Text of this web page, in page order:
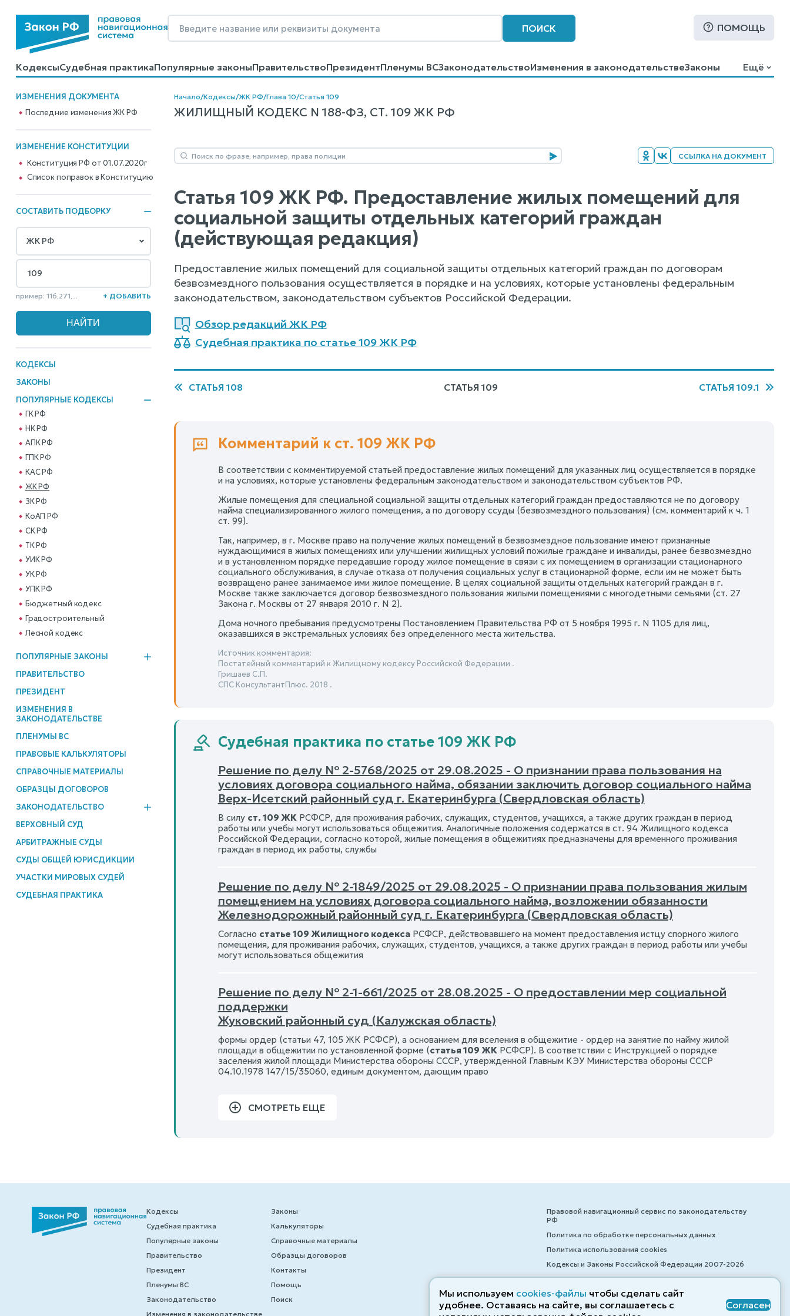
ПОИСК ПОМОЩЬ
КодексыСудебная практикаПопулярные законыПравительствоПрезидентПленумы ВСЗаконодательствоИзменения в законодательствеЗаконы
КалькуляторыСправочные материалыОбразцы договоровКонтактыПомощьПоиск
Ещё
ИЗМЕНЕНИЯ ДОКУМЕНТА
Последние изменения ЖК РФ
ИЗМЕНЕНИЕ КОНСТИТУЦИИ
Конституция РФ от 01.07.2020г
Cписок поправок в Конституцию
СОСТАВИТЬ ПОДБОРКУ
пример: 116,271,... + ДОБАВИТЬ
КОДЕКСЫ
ЗАКОНЫ
ПОПУЛЯРНЫЕ КОДЕКСЫ
ГК РФ
НК РФ
АПК РФ
ГПК РФ
КАС РФ
ЖК РФ
ЗК РФ
КоАП РФ
СК РФ
ТК РФ
УИК РФ
УК РФ
УПК РФ
Бюджетный кодекс
Градостроительный
Лесной кодекс
ПОПУЛЯРНЫЕ ЗАКОНЫ
ПРАВИТЕЛЬСТВО
ПРЕЗИДЕНТ
ИЗМЕНЕНИЯ В
ЗАКОНОДАТЕЛЬСТВЕ
ПЛЕНУМЫ ВС
ПРАВОВЫЕ КАЛЬКУЛЯТОРЫ
СПРАВОЧНЫЕ МАТЕРИАЛЫ
ОБРАЗЦЫ ДОГОВОРОВ
ЗАКОНОДАТЕЛЬСТВО
ВЕРХОВНЫЙ СУД
АРБИТРАЖНЫЕ СУДЫ
СУДЫ ОБЩЕЙ ЮРИСДИКЦИИ
УЧАСТКИ МИРОВЫХ СУДЕЙ
СУДЕБНАЯ ПРАКТИКА
Начало/Кодексы/ЖК РФ/Глава 10/Статья 109
ЖИЛИЩНЫЙ КОДЕКС N 188-ФЗ, СТ. 109 ЖК РФ
ССЫЛКА НА ДОКУМЕНТ
Статья 109 ЖК РФ. Предоставление жилых помещений для
социальной защиты отдельных категорий граждан
(действующая редакция)
Предоставление жилых помещений для социальной защиты отдельных категорий граждан по договорам
безвозмездного пользования осуществляется в порядке и на условиях, которые установлены федеральным
законодательством, законодательством субъектов Российской Федерации.
Обзор редакций ЖК РФ
Судебная практика по статье 109 ЖК РФ
СТАТЬЯ 108 СТАТЬЯ 109 СТАТЬЯ 109.1
Комментарий к ст. 109 ЖК РФ
В соответствии с комментируемой статьей предоставление жилых помещений для указанных лиц осуществляется в порядке
и на условиях, которые установлены федеральным законодательством и законодательством субъектов РФ.
Жилые помещения для специальной социальной защиты отдельных категорий граждан предоставляются не по договору
найма специализированного жилого помещения, а по договору ссуды (безвозмездного пользования) (см. комментарий к ч. 1
ст. 99).
Так, например, в г. Москве право на получение жилых помещений в безвозмездное пользование имеют признанные
нуждающимися в жилых помещениях или улучшении жилищных условий пожилые граждане и инвалиды, ранее безвозмездно
и в установленном порядке передавшие городу жилое помещение в связи с их помещением в организации стационарного
социального обслуживания, в случае отказа от получения социальных услуг в стационарной форме, если им не может быть
возвращено ранее занимаемое ими жилое помещение. В целях социальной защиты отдельных категорий граждан в г.
Москве также заключается договор безвозмездного пользования жилыми помещениями с многодетными семьями (ст. 27
Закона г. Москвы от 27 января 2010 г. N 2).
Дома ночного пребывания предусмотрены Постановлением Правительства РФ от 5 ноября 1995 г. N 1105 для лиц,
оказавшихся в экстремальных условиях без определенного места жительства.
Источник комментария:
Постатейный комментарий к Жилищному кодексу Российской Федерации .
Гришаев С.П.
СПС КонсультантПлюс. 2018 .
Судебная практика по статье 109 ЖК РФ
Решение по делу № 2-5768/2025 от 29.08.2025 - О признании права пользования на
условиях договора социального найма, обязании заключить договор социального найма
Верх-Исетский районный суд г. Екатеринбурга (Свердловская область)
В силу ст. 109 ЖКРСФСР, для проживания рабочих, служащих, студентов, учащихся, а также других граждан в период
работы или учебы могут использоваться общежития. Аналогичные положения содержатся в ст. 94 Жилищного кодекса
Российской Федерации, согласно которой, жилые помещения в общежитиях предназначены для временного проживания
граждан в период их работы, службы
Решение по делу № 2-1849/2025 от 29.08.2025 - О признании права пользования жилым
помещением на условиях договора социального найма, возложении обязанности
Железнодорожный районный суд г. Екатеринбурга (Свердловская область)
Согласно статье 109 Жилищного кодексаРСФСР, действовавшего на момент предоставления истцу спорного жилого
помещения, для проживания рабочих, служащих, студентов, учащихся, а также других граждан в период работы или учебы
могут использоваться общежития
Решение по делу № 2-1-661/2025 от 28.08.2025 - О предоставлении мер социальной
поддержки
Жуковский районный суд (Калужская область)
формы ордер (статьи 47, 105 ЖК РСФСР), а основанием для вселения в общежитие - ордер на занятие по найму жилой
площади в общежитии по установленной форме (статья 109 ЖКРСФСР). В соответствии с Инструкцией о порядке
заселения жилой площади Министерства обороны СССР, утвержденной Главным КЭУ Министерства обороны СССР
04.10.1978 147/15/35060, единым документом, дающим право
СМОТРЕТЬ ЕЩЕ
Кодексы
Судебная практика
Популярные законы
Правительство
Президент
Пленумы ВС
Законодательство
Изменения в законодательстве
Законы
Калькуляторы
Справочные материалы
Образцы договоров
Контакты
Помощь
Поиск
Правовой навигационный сервис по законодательству
РФ
Политика по обработке персональных данных
Политика использования cookies
Кодексы и Законы Российской Федерации 2007-2026
© ZAKONRF.INFO
Мы используем cookies-файлы чтобы сделать сайт
удобнее. Оставаясь на сайте, вы соглашаетесь с
Согласен